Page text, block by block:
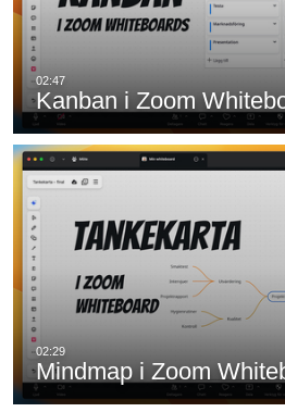
Kanban i Zoom
Mindmap i Zoom